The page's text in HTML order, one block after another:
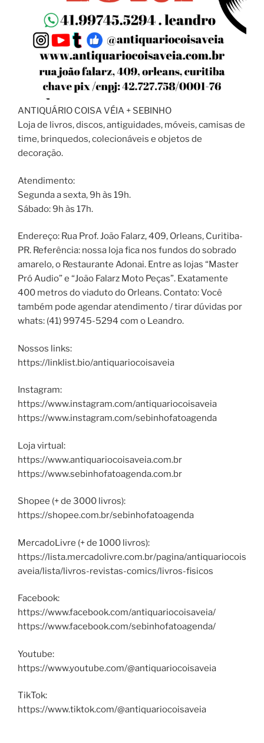
ANTIQUÁRIO COISA VÉIA + SEBINHO
Loja de livros, discos, antiguidades, móveis, camisas de
time, brinquedos, colecionáveis e objetos de
decoração.
Atendimento:
Segunda a sexta, 9h às 19h.
Sábado: 9h às 17h.
Endereço: Rua Prof. João Falarz, 409, Orleans, Curitiba-
PR. Referência: nossa loja fica nos fundos do sobrado
amarelo, o Restaurante Adonai. Entre as lojas “Master
Pró Audio” e “João Falarz Moto Peças”. Exatamente
400 metros do viaduto do Orleans. Contato: Você
também pode agendar atendimento / tirar dúvidas por
whats: (41) 99745-5294 com o Leandro.
Nossos links:
https://linklist.bio/antiquariocoisaveia
Instagram:
https://www.instagram.com/antiquariocoisaveia
https://www.instagram.com/sebinhofatoagenda
Loja virtual:
https://www.antiquariocoisaveia.com.br
https://www.sebinhofatoagenda.com.br
Shopee (+ de 3000 livros):
https://shopee.com.br/sebinhofatoagenda
MercadoLivre (+ de 1000 livros):
https://lista.mercadolivre.com.br/pagina/antiquariocois
aveia/lista/livros-revistas-comics/livros-fisicos
Facebook:
https://www.facebook.com/antiquariocoisaveia/
https://www.facebook.com/sebinhofatoagenda/
Youtube:
https://www.youtube.com/@antiquariocoisaveia
TikTok:
https://www.tiktok.com/@antiquariocoisaveia